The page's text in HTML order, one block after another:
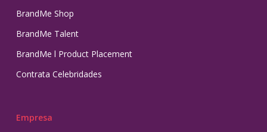
BrandMe Shop
BrandMe Talent
BrandMe l Product Placement
Contrata Celebridades
Empresa